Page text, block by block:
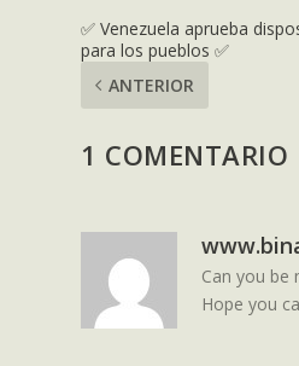
✅ Venezuela aprueba
para los pueblos ✅
ANTERIOR
1 COMENTARIO
Can you be
Hope you